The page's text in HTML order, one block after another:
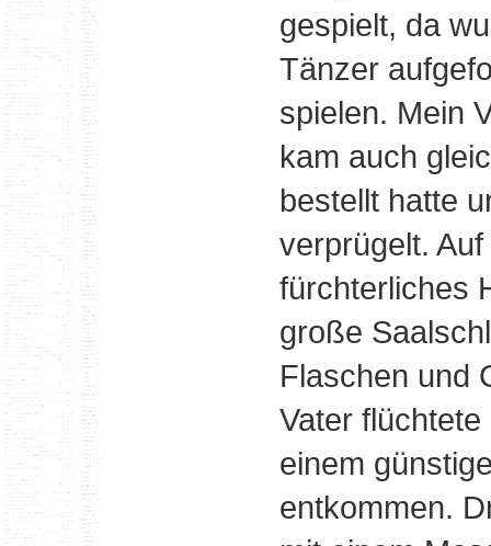
gespielt, da
Tänzer
spielen. Mein
kam auch
bestellt hatte
verprügelt.
fürchterliches
große
Flaschen und
Vater
einem
entkommen.